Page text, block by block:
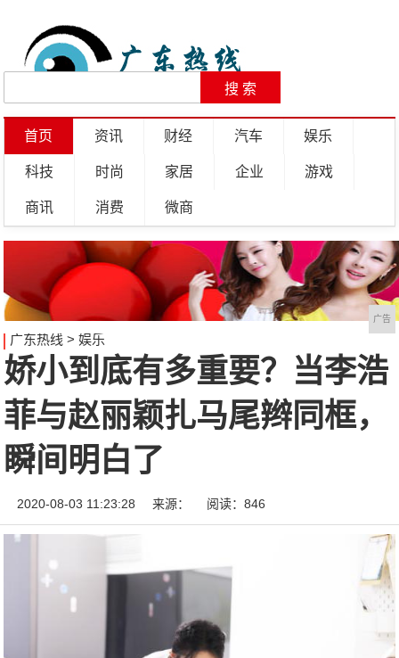
首页 资讯 财经 汽车 娱乐
科技 时尚 家居 企业 游戏
商讯 消费 微商
广告
广东热线 > 娱乐
娇小到底有多重要？当李浩
菲与赵丽颖扎马尾辫同框，
瞬间明白了
2020-08-03 11:23:28 来源： 阅读：846